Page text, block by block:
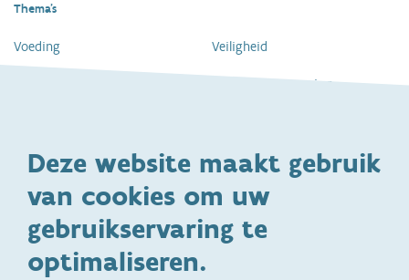
Deze website maakt gebruik
van cookies om uw
gebruikservaring te
optimaliseren.
Thema's
Voeding
Ontwikkeling en gedrag
Specifieke
ondersteuningsbehoefte
Zwangerschap en geboorte
Veiligheid
Dagelijkse verzorging
Gezinsleven
Adoptie
Kinderwens